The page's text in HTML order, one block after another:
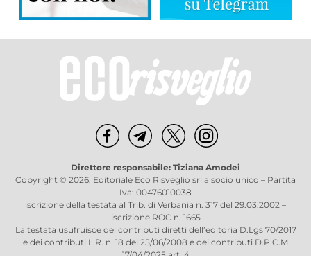
Direttore responsabile: Tiziana Amodei
Copyright © 2026, Editoriale Eco Risveglio srl a socio unico – Partita
Iva: 00476010038
iscrizione della testata al Trib. di Verbania n. 317 del 29.03.2002 –
iscrizione ROC n. 1665
La testata usufruisce dei contributi diretti dell’editoria D.Lgs 70/2017
e dei contributi L.R. n. 18 del 25/06/2008 e dei contributi D.P.C.M
17/04/2025 art. 4